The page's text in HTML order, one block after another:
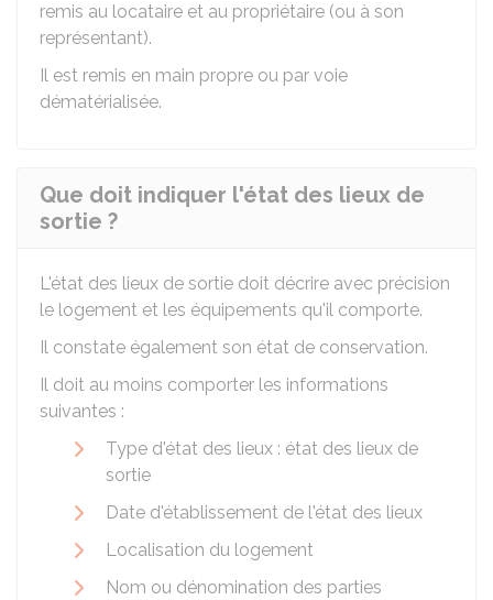
remis au locataire et au propriétaire (ou à son
représentant).
Il est remis en main propre ou par voie
dématérialisée.
Que doit indiquer l'état des lieux de
sortie ?
L'état des lieux de sortie doit décrire avec précision
le logement et les équipements qu'il comporte.
Il constate également son état de conservation.
Il doit au moins comporter les informations
suivantes :
Type d'état des lieux : état des lieux de
sortie
Date d'établissement de l'état des lieux
Localisation du logement
Nom ou dénomination des parties